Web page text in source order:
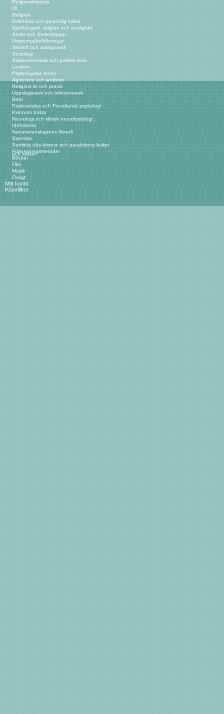
Religionshistoria
Öl
Religion
Folkhälsa och personlig hälsa
Självbiografi: religion och andlighet
Serier och Seriestrippar
Ursprungsbefolkningar
Teosofi och antroposofi
Sociologi
Statsvetenskap och politisk teori
Lexikon
Psykologiska tester
Agronomi och lantbruk
Religiöst liv och praxis
Uppslagsverk och referensverk
Reiki
Psykoanalys och Freudiansk psykologi
Kvinnors hälsa
Neurologi och klinisk neurofysiologi
Idéhistoria
Naturvetenskapens filosofi
Svenska
Samtida icke-kristna och parakristna kulter
och sekter
Förlossningsmetoder
Böcker
Film
Musik
Övrigt
Mitt konto
Köpvillkor